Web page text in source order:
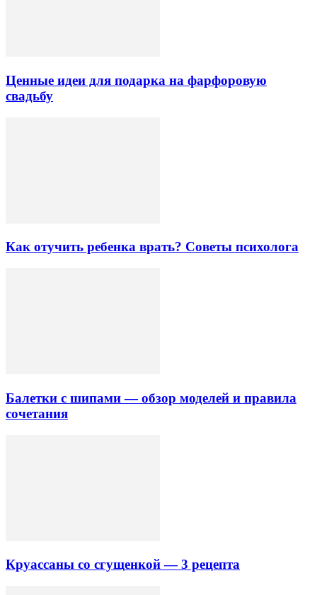
Ценные идеи для подарка на фарфоровую
свадьбу
Как отучить ребенка врать? Советы психолога
Балетки с шипами — обзор моделей и правила
сочетания
Круассаны со сгущенкой — 3 рецепта